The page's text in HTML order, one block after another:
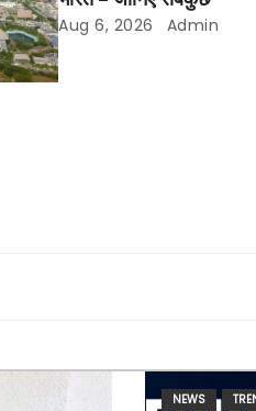
Aug 6, 2026 Admin
NEWS